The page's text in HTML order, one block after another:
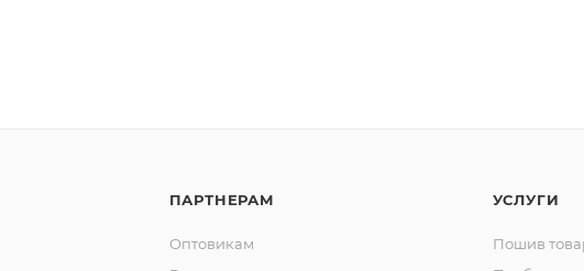
ПАРТНЕРАМ
Оптовикам
УСЛУГИ
Пошив